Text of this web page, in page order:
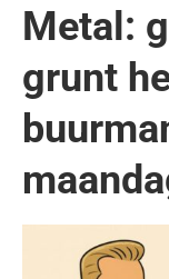
Metal:
grunt